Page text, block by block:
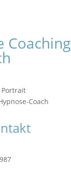
Coaching
Coach